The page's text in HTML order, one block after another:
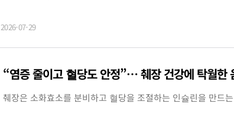
2026-07-29
“염증 줄이고 혈당도 안정”… 췌장 건강에 탁월한
췌장은 소화효소를 분비하고 혈당을 조절하는 인슐린을 만드